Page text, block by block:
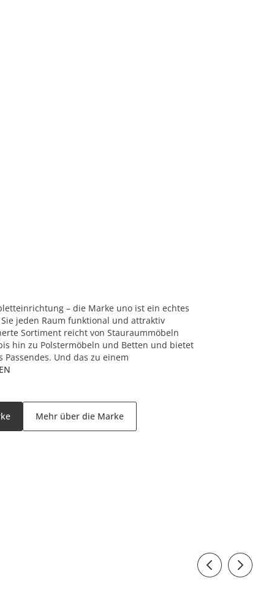
– die Marke uno ist ein echtes
jeden Raum funktional und attraktiv
Sortiment reicht von Stauraummöbeln
hin zu Polstermöbeln und Betten und bietet
Und das zu einem
Mehr über die Marke